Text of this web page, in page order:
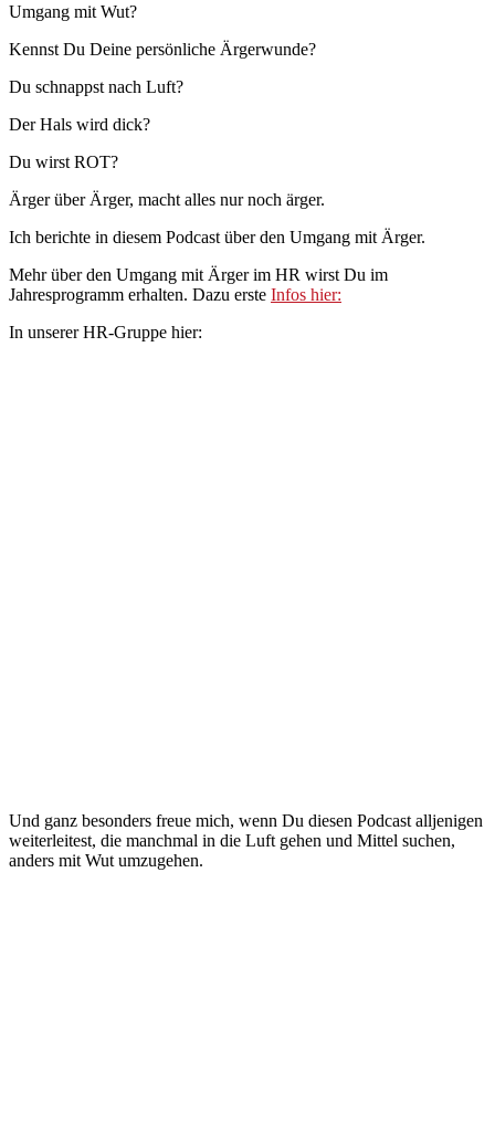
Umgang mit Wut?
Kennst Du Deine persönliche Ärgerwunde?
Du schnappst nach Luft?
Der Hals wird dick?
Du wirst ROT?
Ärger über Ärger, macht alles nur noch ärger.
Ich berichte in diesem Podcast über den Umgang mit Ärger.
Mehr über den Umgang mit Ärger im HR wirst Du im
Jahresprogramm erhalten. Dazu erste Infos hier:
In unserer HR-Gruppe hier:
Und ganz besonders freue mich, wenn Du diesen Podcast alljenigen
weiterleitest, die manchmal in die Luft gehen und Mittel suchen,
anders mit Wut umzugehen.